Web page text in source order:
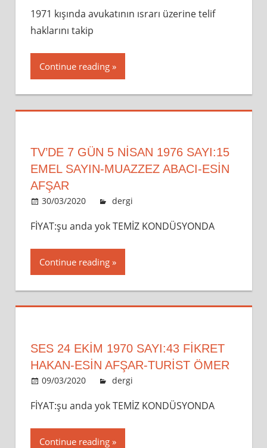
1971 kışında avukatının ısrarı üzerine telif
haklarını takip
Continue reading
TV’DE 7 GÜN 5 NİSAN 1976 SAYI:15
EMEL SAYIN-MUAZZEZ ABACI-ESİN
AFŞAR
30/03/2020 admin
dergi
FİYAT:şu anda yok TEMİZ KONDÜSYONDA
Continue reading
SES 24 EKİM 1970 SAYI:43 FİKRET
HAKAN-ESİN AFŞAR-TURİST ÖMER
09/03/2020 admin
dergi
FİYAT:şu anda yok TEMİZ KONDÜSYONDA
Continue reading